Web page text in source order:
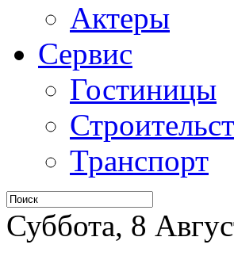
Актеры
Сервис
Гостиницы
Транспорт
Суббота, 8